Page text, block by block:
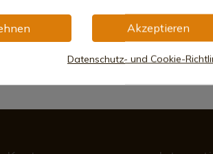
Akzeptieren
Datenschutz- und Cookie-